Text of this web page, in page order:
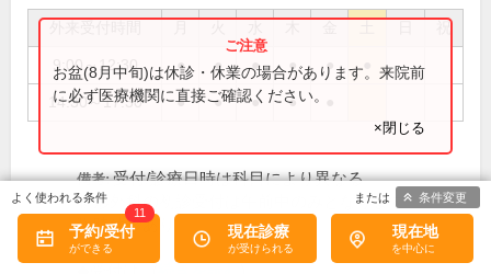
祝
9:00～12:30 ● ● ● ● ●
14:30～17:30 ● ● ● ●
お盆(8月中旬)は休診・休業の場合があります。来院前
に必ず医療機関に直接ご確認ください。
×閉じる
備考: 受付/診療日時は科目により異なる
整形外科の初診受付は午前中のみとなります
臨時休診あり
予約/受付
11
現在診療 現在地
条件変更